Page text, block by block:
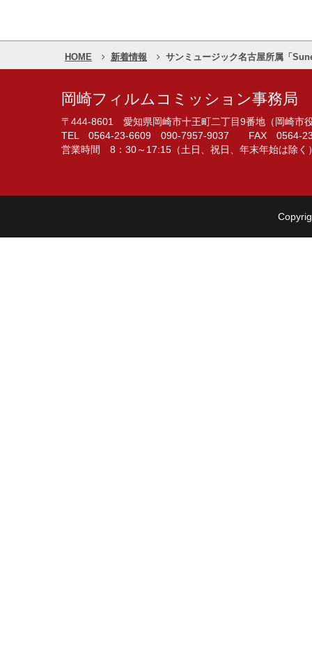
HOME 新着情報 サンミュージック名古屋所属「
岡崎フィルムコミッション事務局
〒444-8601 愛知県岡崎市十王町二丁目9番地（岡崎市
TEL 0564-23-6609 090-7957-9037 FAX 0564-
営業時間 8：30～17:15（土日、祝日、年末年始は除く